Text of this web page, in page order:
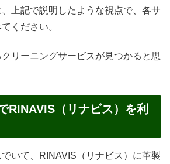
上記で説明したような視点で、各サ
ください。
リーニングサービスが見つかると思
RINAVIS（リナビス）を利
いて、RINAVIS（リナビス）に革製